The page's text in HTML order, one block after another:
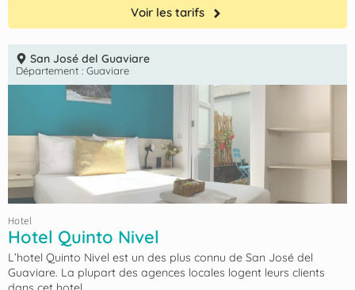
Voir les tarifs
San José del Guaviare
Département : Guaviare
Hotel
Hotel Quinto Nivel
L’hotel Quinto Nivel est un des plus connu de San José del
Guaviare. La plupart des agences locales logent leurs clients